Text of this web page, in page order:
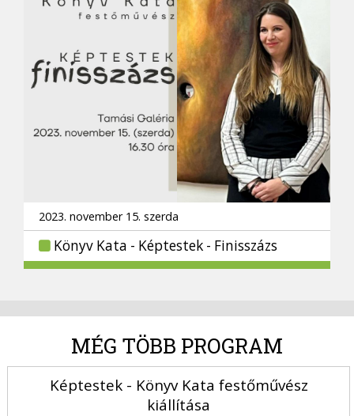
2023. november 15. szerda
Könyv Kata - Képtestek - Finisszázs
MÉG TÖBB PROGRAM
Képtestek - Könyv Kata festőművész
kiállítása